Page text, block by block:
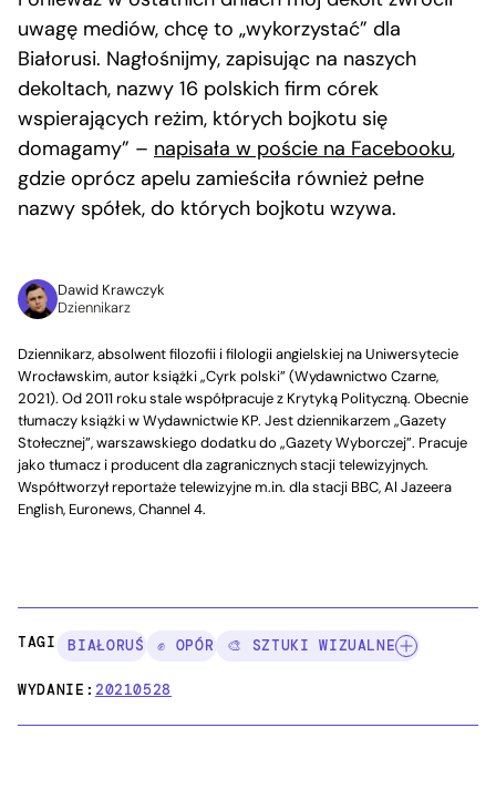
uwagę mediów, chcę to „wykorzystać” dla
Białorusi. Nagłośnijmy, zapisując na naszych
dekoltach, nazwy 16 polskich firm córek
wspierających reżim, których bojkotu się
domagamy” – napisała w poście na Facebooku,
gdzie oprócz apelu zamieściła również pełne
nazwy spółek, do których bojkotu wzywa.
Dawid Krawczyk
Dziennikarz
Dziennikarz, absolwent filozofii i filologii angielskiej na Uniwersytecie
Wrocławskim, autor książki „Cyrk polski” (Wydawnictwo Czarne,
2021). Od 2011 roku stale współpracuje z Krytyką Polityczną. Obecnie
tłumaczy książki w Wydawnictwie KP. Jest dziennikarzem „Gazety
Stołecznej”, warszawskiego dodatku do „Gazety Wyborczej”. Pracuje
jako tłumacz i producent dla zagranicznych stacji telewizyjnych.
Współtworzył reportaże telewizyjne m.in. dla stacji BBC, Al Jazeera
English, Euronews, Channel 4.
TAGI: BIAŁORUŚ ✊ OPÓR 🎨 SZTUKI WIZUALNE
WYDANIE:20210528